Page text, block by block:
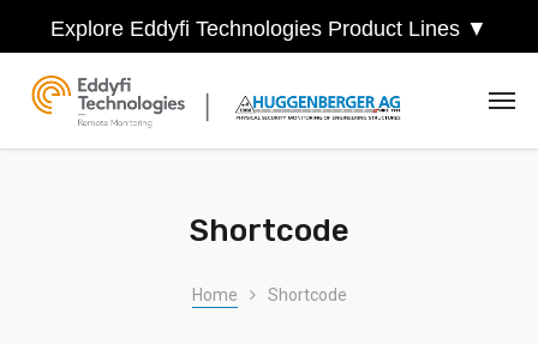
Explore Eddyfi Technologies Product Lines ▼
Shortcode
Home Shortcode